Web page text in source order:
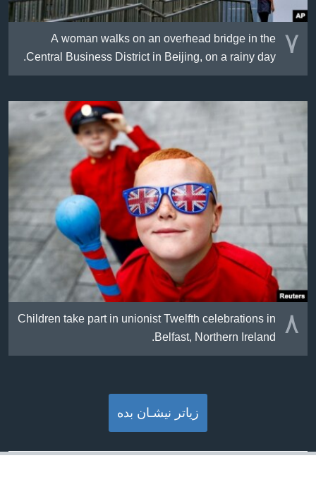
٧ A woman walks on an overhead bridge in the
Central Business District in Beijing, on a rainy day.
٨ Children take part in unionist Twelfth celebrations in
Belfast, Northern Ireland.
زیاتر نیشـان بده‌